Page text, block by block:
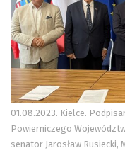
01.08.2023. Kielce.
Powierniczego
senator Jarosław Rusiecki,